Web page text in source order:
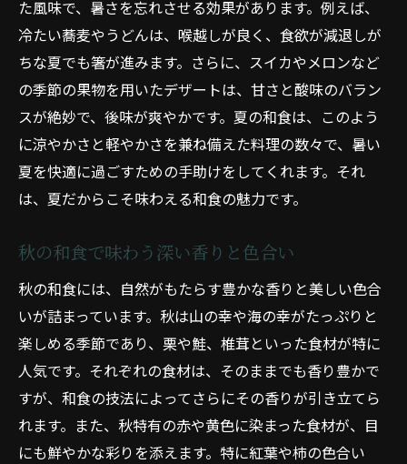
た風味で、暑さを忘れさせる効果があります。例えば、
冷たい蕎麦やうどんは、喉越しが良く、食欲が減退しが
ちな夏でも箸が進みます。さらに、スイカやメロンなど
の季節の果物を用いたデザートは、甘さと酸味のバラン
スが絶妙で、後味が爽やかです。夏の和食は、このよう
に涼やかさと軽やかさを兼ね備えた料理の数々で、暑い
夏を快適に過ごすための手助けをしてくれます。それ
は、夏だからこそ味わえる和食の魅力です。
秋の和食で味わう深い香りと色合い
秋の和食には、自然がもたらす豊かな香りと美しい色合
いが詰まっています。秋は山の幸や海の幸がたっぷりと
楽しめる季節であり、栗や鮭、椎茸といった食材が特に
人気です。それぞれの食材は、そのままでも香り豊かで
すが、和食の技法によってさらにその香りが引き立てら
れます。また、秋特有の赤や黄色に染まった食材が、目
にも鮮やかな彩りを添えます。特に紅葉や柿の色合い